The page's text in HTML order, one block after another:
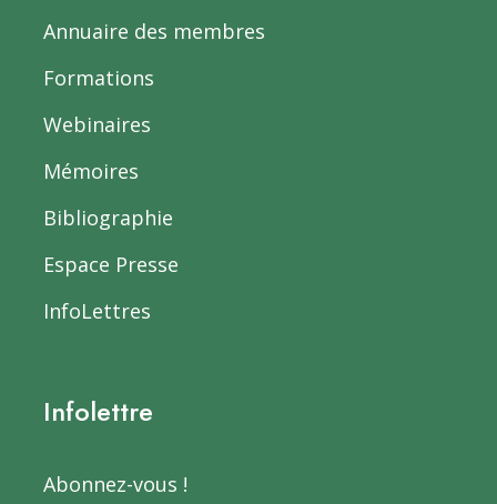
Annuaire des membres
Formations
Webinaires
Mémoires
Bibliographie
Espace Presse
InfoLettres
Infolettre
Abonnez-vous !